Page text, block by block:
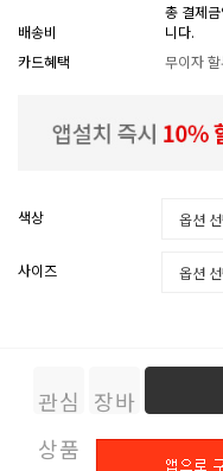
배송비
총 결제
니다.
카드혜택
무이자
색상
사이즈
관심
상품
장바
구니